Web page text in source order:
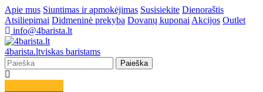
Apie mus Siuntimas ir apmokėjimas Susisiekite Dienoraštis
Atsiliepimai Didmeninė prekyba Dovanų kuponai Akcijos Outlet
info@4barista.lt
4barista.ltviskas baristams
Paieška